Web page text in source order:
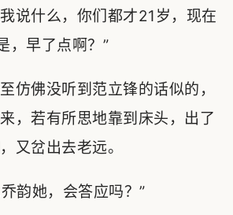
说什么，你们都才21岁，现在
，早了点啊？”
仿佛没听到范立锋的话似的，
，若有所思地靠到床头，出了
又岔出去老远。
韵她，会答应吗？”